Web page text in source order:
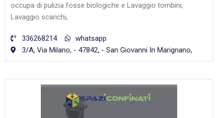
occupa di pulizia fosse biologiche e Lavaggio tombini,
Lavaggio scarichi,
336268214
whatsapp
3/A, Via Milano, - 47842, - San Giovanni In Marignano,